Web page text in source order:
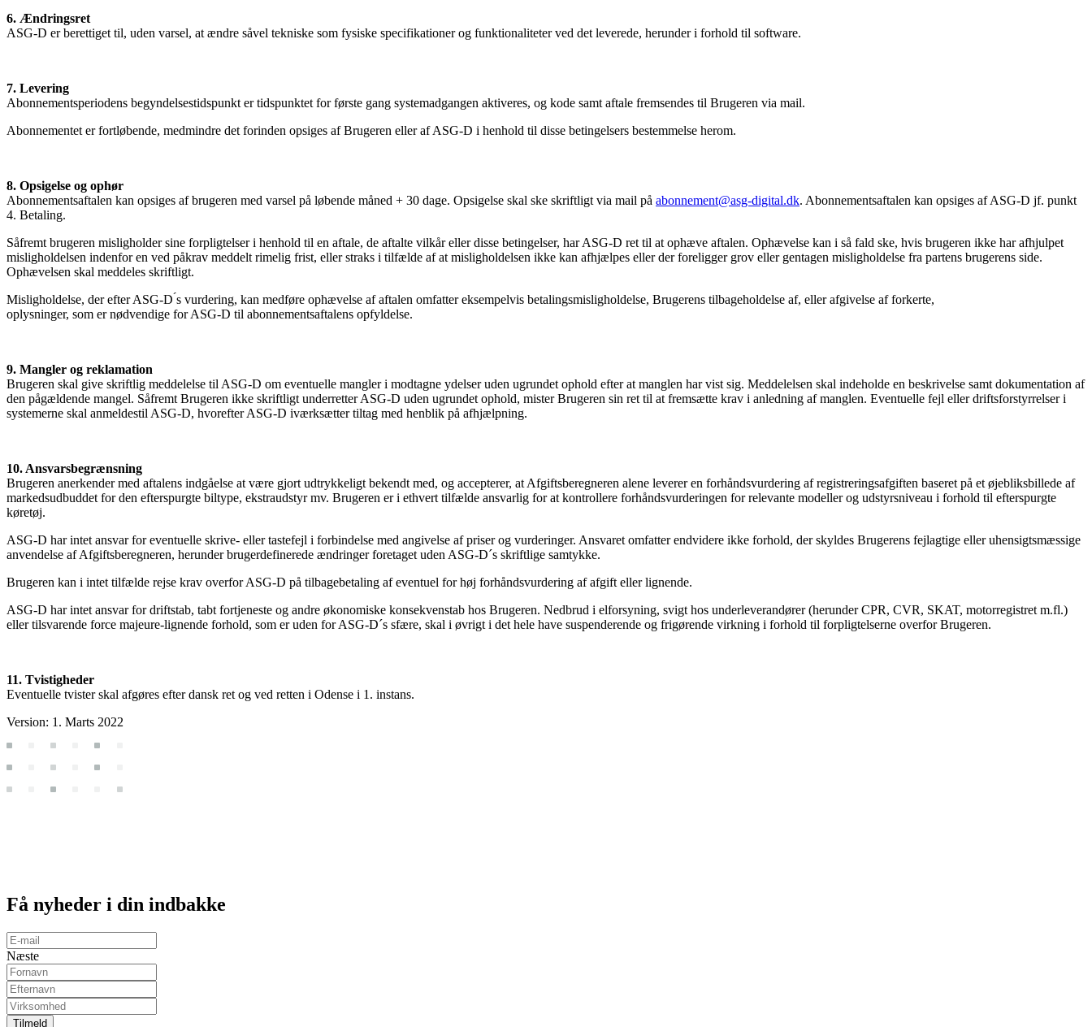
6. Ændringsret
ASG-D er berettiget til, uden varsel, at ændre såvel tekniske som fysiske specifikationer og funktionaliteter ved det leverede, herunder i forhold til software.
7. Levering
Abonnementsperiodens begyndelsestidspunkt er tidspunktet for første gang systemadgangen aktiveres, og kode samt aftale fremsendes til Brugeren via mail.
Abonnementet er fortløbende, medmindre det forinden opsiges af Brugeren eller af ASG-D i henhold til disse betingelsers bestemmelse herom.
8. Opsigelse og ophør
Abonnementsaftalen kan opsiges af brugeren med varsel på løbende måned + 30 dage. Opsigelse skal ske skriftligt via mail på abonnement@asg-digital.dk. Abonnementsaftalen kan opsiges af ASG-D jf. punkt
4. Betaling.
Såfremt brugeren misligholder sine forpligtelser i henhold til en aftale, de aftalte vilkår eller disse betingelser, har ASG-D ret til at ophæve aftalen. Ophævelse kan i så fald ske, hvis brugeren ikke har afhjulpet
misligholdelsen indenfor en ved påkrav meddelt rimelig frist, eller straks i tilfælde af at misligholdelsen ikke kan afhjælpes eller der foreligger grov eller gentagen misligholdelse fra partens brugerens side.
Ophævelsen skal meddeles skriftligt.
Misligholdelse, der efter ASG-D ́s vurdering, kan medføre ophævelse af aftalen omfatter eksempelvis betalingsmisligholdelse, Brugerens tilbageholdelse af, eller afgivelse af forkerte,
oplysninger, som er nødvendige for ASG-D til abonnementsaftalens opfyldelse.
9. Mangler og reklamation
Brugeren skal give skriftlig meddelelse til ASG-D om eventuelle mangler i modtagne ydelser uden ugrundet ophold efter at manglen har vist sig. Meddelelsen skal indeholde en beskrivelse samt dokumentation af
den pågældende mangel. Såfremt Brugeren ikke skriftligt underretter ASG-D uden ugrundet ophold, mister Brugeren sin ret til at fremsætte krav i anledning af manglen. Eventuelle fejl eller driftsforstyrrelser i
systemerne skal anmeldestil ASG-D, hvorefter ASG-D iværksætter tiltag med henblik på afhjælpning.
10. Ansvarsbegrænsning
Brugeren anerkender med aftalens indgåelse at være gjort udtrykkeligt bekendt med, og accepterer, at Afgiftsberegneren alene leverer en forhåndsvurdering af registreringsafgiften baseret på et øjebliksbillede af
markedsudbuddet for den efterspurgte biltype, ekstraudstyr mv. Brugeren er i ethvert tilfælde ansvarlig for at kontrollere forhåndsvurderingen for relevante modeller og udstyrsniveau i forhold til efterspurgte
køretøj.
ASG-D har intet ansvar for eventuelle skrive- eller tastefejl i forbindelse med angivelse af priser og vurderinger. Ansvaret omfatter endvidere ikke forhold, der skyldes Brugerens fejlagtige eller uhensigtsmæssige
anvendelse af Afgiftsberegneren, herunder brugerdefinerede ændringer foretaget uden ASG-D´s skriftlige samtykke.
Brugeren kan i intet tilfælde rejse krav overfor ASG-D på tilbagebetaling af eventuel for høj forhåndsvurdering af afgift eller lignende.
ASG-D har intet ansvar for driftstab, tabt fortjeneste og andre økonomiske konsekvenstab hos Brugeren. Nedbrud i elforsyning, svigt hos underleverandører (herunder CPR, CVR, SKAT, motorregistret m.fl.)
eller tilsvarende force majeure-lignende forhold, som er uden for ASG-D´s sfære, skal i øvrigt i det hele have suspenderende og frigørende virkning i forhold til forpligtelserne overfor Brugeren.
11. Tvistigheder
Eventuelle tvister skal afgøres efter dansk ret og ved retten i Odense i 1. instans.
Version: 1. Marts 2022
Få nyheder i din indbakke
Næste